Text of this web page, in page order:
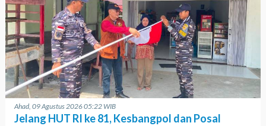
Ahad, 09 Agustus 2026 05:22 WIB
Jelang HUT RI ke 81, Kesbangpol dan Posal